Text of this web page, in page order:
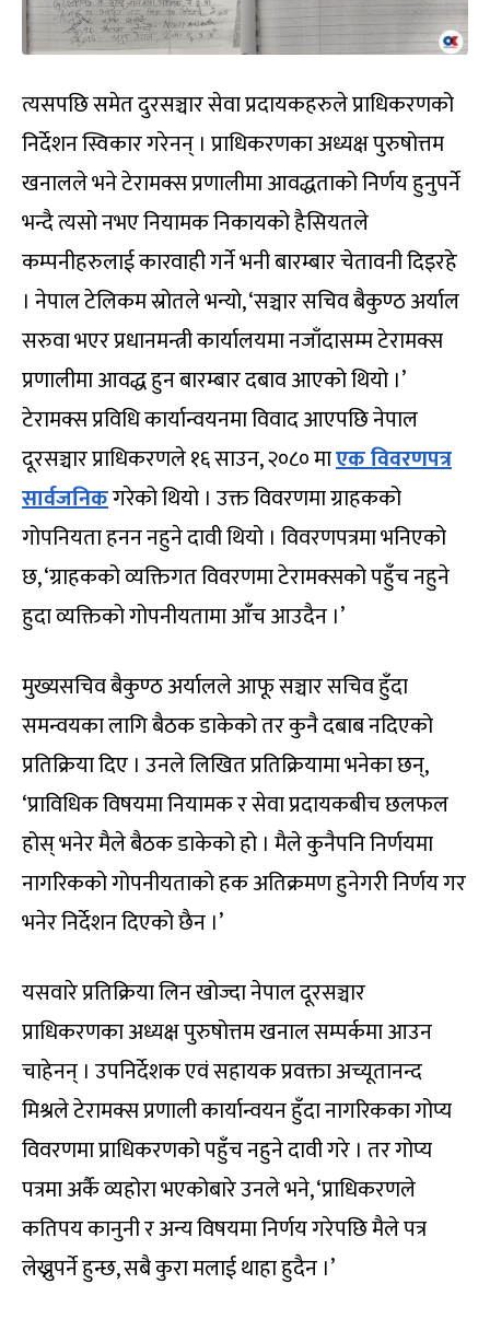
त्यसपछि समेत दुरसञ्चार सेवा प्रदायकहरुले प्राधिकरणको
निर्देशन स्विकार गरेनन् । प्राधिकरणका अध्यक्ष पुरुषोत्तम
खनालले भने टेरामक्स प्रणालीमा आवद्धताको निर्णय हुनुपर्ने
भन्दै त्यसो नभए नियामक निकायको हैसियतले
कम्पनीहरुलाई कारवाही गर्ने भनी बारम्बार चेतावनी दिइरहे
। नेपाल टेलिकम स्रोतले भन्यो, ‘सञ्चार सचिव बैकुण्ठ अर्याल
सरुवा भएर प्रधानमन्त्री कार्यालयमा नजाँदासम्म टेरामक्स
प्रणालीमा आवद्ध हुन बारम्बार दबाव आएको थियो ।’
टेरामक्स प्रविधि कार्यान्वयनमा विवाद आएपछि नेपाल
दूरसञ्चार प्राधिकरणले १६ साउन, २०८० माएक विवरणपत्र
सार्वजनिकगरेको थियो । उक्त विवरणमा ग्राहकको
गोपनियता हनन नहुने दावी थियो । विवरणपत्रमा भनिएको
छ, ‘ग्राहकको व्यक्तिगत विवरणमा टेरामक्सको पहुँच नहुने
हुदा व्यक्तिको गोपनीयतामा आँच आउदैन ।’
मुख्यसचिव बैकुण्ठ अर्यालले आफू सञ्चार सचिव हुँदा
समन्वयका लागि बैठक डाकेको तर कुनै दबाब नदिएको
प्रतिक्रिया दिए । उनले लिखित प्रतिक्रियामा भनेका छन्,
‘प्राविधिक विषयमा नियामक र सेवा प्रदायकबीच छलफल
होस् भनेर मैले बैठक डाकेको हो । मैले कुनैपनि निर्णयमा
नागरिकको गोपनीयताको हक अतिक्रमण हुनेगरी निर्णय गर
भनेर निर्देशन दिएको छैन ।’
यसवारे प्रतिक्रिया लिन खोज्दा नेपाल दूरसञ्चार
प्राधिकरणका अध्यक्ष पुरुषोत्तम खनाल सम्पर्कमा आउन
चाहेनन् । उपनिर्देशक एवं सहायक प्रवक्ता अच्यूतानन्द
मिश्रले टेरामक्स प्रणाली कार्यान्वयन हुँदा नागरिकका गोप्य
विवरणमा प्राधिकरणको पहुँच नहुने दावी गरे । तर गोप्य
पत्रमा अर्कै व्यहोरा भएकोबारे उनले भने, ‘प्राधिकरणले
कतिपय कानुनी र अन्य विषयमा निर्णय गरेपछि मैले पत्र
लेख्नुपर्ने हुन्छ, सबै कुरा मलाई थाहा हुदैन ।’